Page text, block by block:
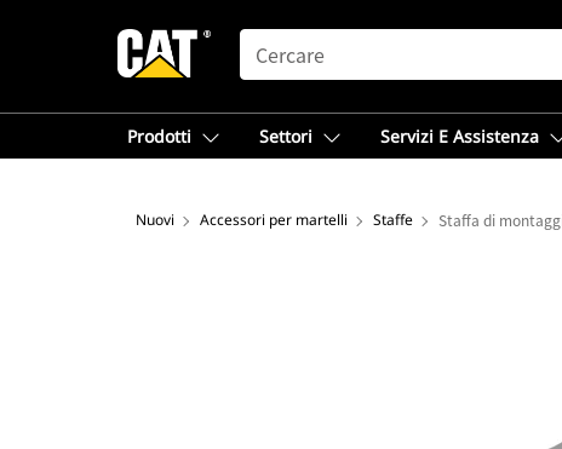
SEARCH
Prodotti Settori Servizi E Assistenza
Nuovi Accessori per martelli Staffe Staffa di